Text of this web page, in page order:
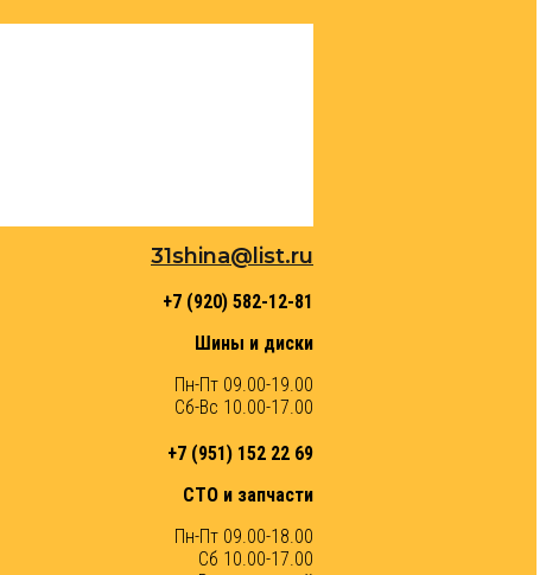
31shina@list.ru
+7 (920) 582-12-81
Шины и диски
Пн-Пт 09.00-19.00
Сб-Вс 10.00-17.00
+7 (951) 152 22 69
СТО и запчасти
Пн-Пт 09.00-18.00
Сб 10.00-17.00